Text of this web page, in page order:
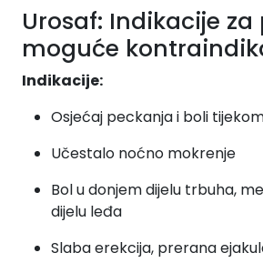
Urosaf: Indikacije
moguće
Indikacije:
Osjećaj peckanja i boli
Učestalo noćno mokrenje
Bol u donjem dijelu trbuha,
dijelu leđa
Slaba erekcija, prerana